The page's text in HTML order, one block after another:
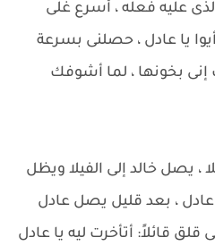
عليه فعله ، أسرع غلى
يا عادل ، حصلنى بسرعة
إنى بخونها ، لما أشوفك
، يصل خالد إلى الفيلا ويظل
، بعد قليل يصل عادل
قلق قائلاً: أتأخرت ليه يا عادل